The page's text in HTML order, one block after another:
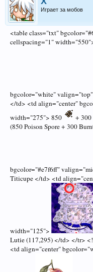
Играет за мобов
<table class="txt"
cellspacing="1"
bgcolor="white"
</td> <td align="center"
width="275"> 850
+ 300
(850 Poison Spore + 300
bgcolor="#e7f6ff"
Titicupe </td> <td
width="125">
Lutie (117,295) </td> </tr>
<td align="center"